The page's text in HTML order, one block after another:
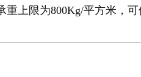
限为800Kg/平方米，可